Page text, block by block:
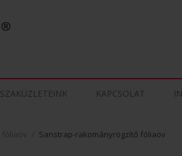
SZAKÜZLETEINK KAPCSOLAT
Sanstrap-rakományrögzítő fóliaöv